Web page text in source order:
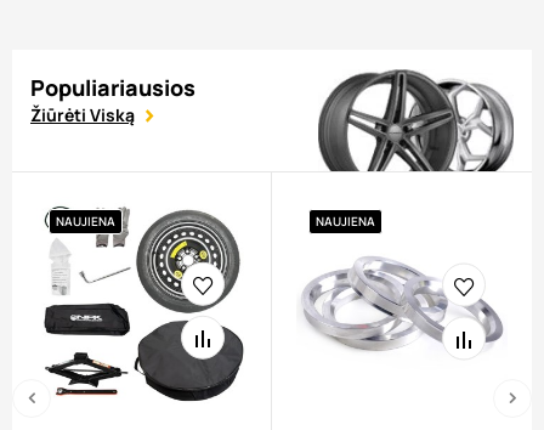
Populiariausios
Žiūrėti Viską
NAUJIENA NAUJIENA